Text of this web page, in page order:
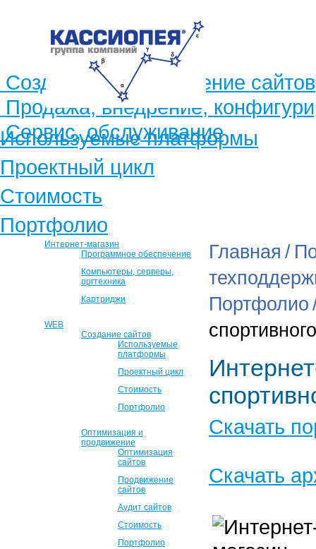
Создание и продвижение сайтов
Продажа, внедрение,
Сервис, обслуживание
Используемые платформы
Проектный цикл
Стоимость
Портфолио
Интернет-магазин
Программное обеспечение
Компьютеры, серверы,
оргтехника
Картриджи
WEB
Создание сайтов
Используемые
платформы
Проектный цикл
Стоимость
Портфолио
Оптимизация и
продвижение
Оптимизация
сайтов
Продвижение
сайтов
Аудит сайтов
Стоимость
Портфолио
Главная /
Портфолио
Скачать
Скачать